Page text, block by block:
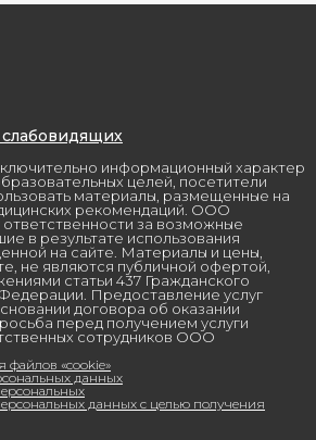
информационный характер
целей, посетители
материалы, размещенные на
рекомендаций. ООО
за возможные
в результате использования
на сайте. Материалы и цены,
не являются публичной офертой,
статьи 437 Гражданского
Предоставление услуг
договора об оказании
перед получением услуги
сотрудников ООО
файлов «cookie»
данных
данных с целью получения
слабовидящих